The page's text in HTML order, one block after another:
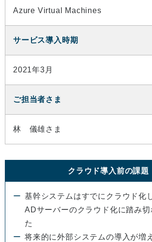
Azure Virtual Machines
サービス導入時期
2021年3月
ご担当者さま
林 儀雄さま
クラウド導入前の課題
基幹システムはすでにクラウド化
ADサーバーのクラウド化に踏み切
た
将来的に外部システムの導入が増